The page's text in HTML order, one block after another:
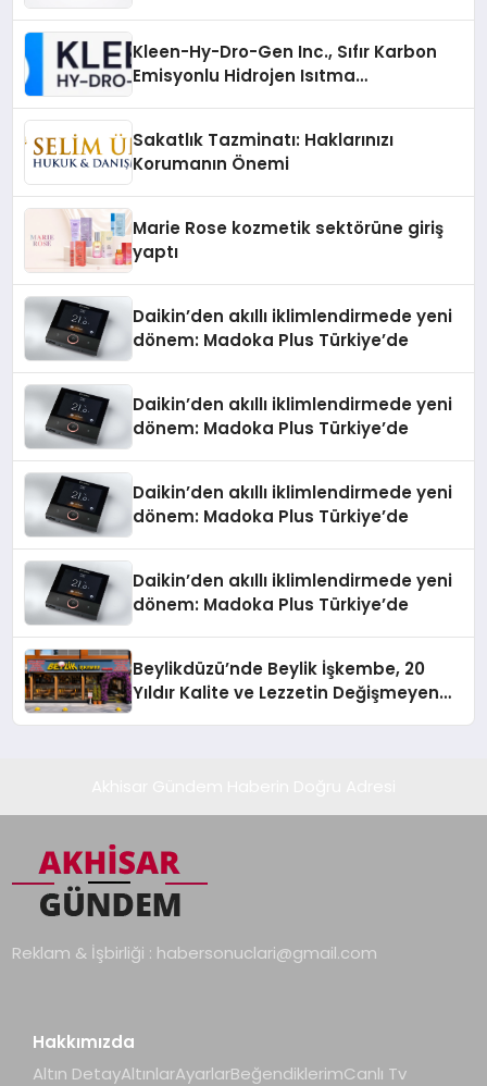
Kleen-Hy-Dro-Gen Inc., Sıfır Karbon
Emisyonlu Hidrojen Isıtma
Sakatlık Tazminatı: Haklarınızı
Korumanın Önemi
Marie Rose kozmetik sektörüne giriş
yaptı
Daikin’den akıllı iklimlendirmede yeni
dönem: Madoka Plus Türkiye’de
Daikin’den akıllı iklimlendirmede yeni
dönem: Madoka Plus Türkiye’de
Daikin’den akıllı iklimlendirmede yeni
dönem: Madoka Plus Türkiye’de
Daikin’den akıllı iklimlendirmede yeni
dönem: Madoka Plus Türkiye’de
Beylikdüzü’nde Beylik İşkembe, 20
Yıldır Kalite ve Lezzetin Değişmeyen
Reklam & İşbirliği : habersonuclari@gmail.com
Hakkımızda
Altın DetayAltınlarAyarlarBeğendiklerimCanlı Tv